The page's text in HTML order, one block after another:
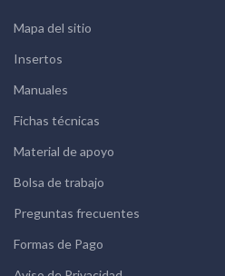
Mapa del sitio
Insertos
Manuales
Fichas técnicas
Material de apoyo
Bolsa de trabajo
Preguntas frecuentes
Formas de Pago